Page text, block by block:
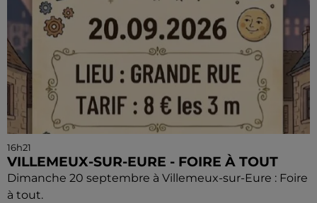
16h21
VILLEMEUX-SUR-EURE - FOIRE À TOUT
Dimanche 20 septembre à Villemeux-sur-Eure : Foire
à tout.